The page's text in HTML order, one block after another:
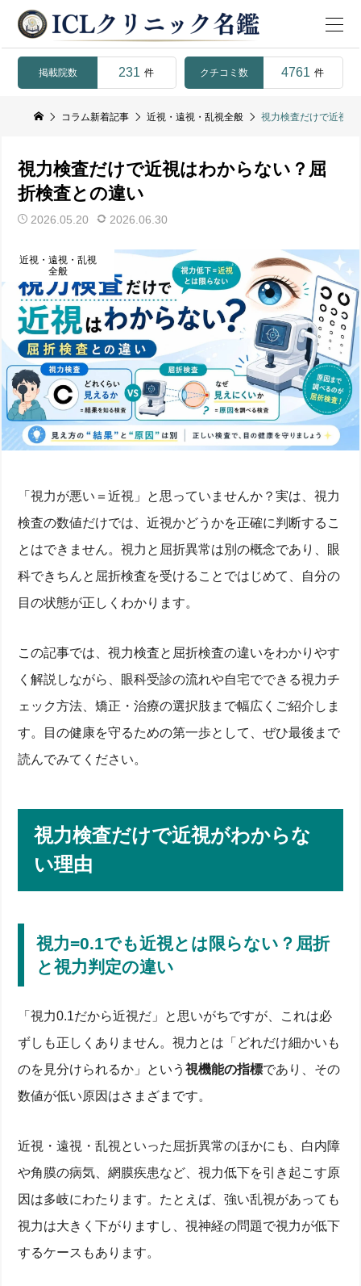
掲載院数 231 件 クチコミ数 4761 件
コラム新着記事 近視・遠視・乱視全般 視力検査だけで近視
視力検査だけで近視はわからない？屈
折検査との違い
2026.05.20 2026.06.30
近視・遠視・乱視
全般
「視力が悪い＝近視」と思っていませんか？実は、視力
検査の数値だけでは、近視かどうかを正確に判断するこ
とはできません。視力と屈折異常は別の概念であり、眼
科できちんと屈折検査を受けることではじめて、自分の
目の状態が正しくわかります。
この記事では、視力検査と屈折検査の違いをわかりやす
く解説しながら、眼科受診の流れや自宅でできる視力チ
ェック方法、矯正・治療の選択肢まで幅広くご紹介しま
す。目の健康を守るための第一歩として、ぜひ最後まで
読んでみてください。
視力検査だけで近視がわからな
い理由
視力=0.1でも近視とは限らない？屈折
と視力判定の違い
「視力0.1だから近視だ」と思いがちですが、これは必
ずしも正しくありません。視力とは「どれだけ細かいも
のを見分けられるか」という視機能の指標であり、その
数値が低い原因はさまざまです。
近視・遠視・乱視といった屈折異常のほかにも、白内障
や角膜の病気、網膜疾患など、視力低下を引き起こす原
因は多岐にわたります。たとえば、強い乱視があっても
視力は大きく下がりますし、視神経の問題で視力が低下
するケースもあります。